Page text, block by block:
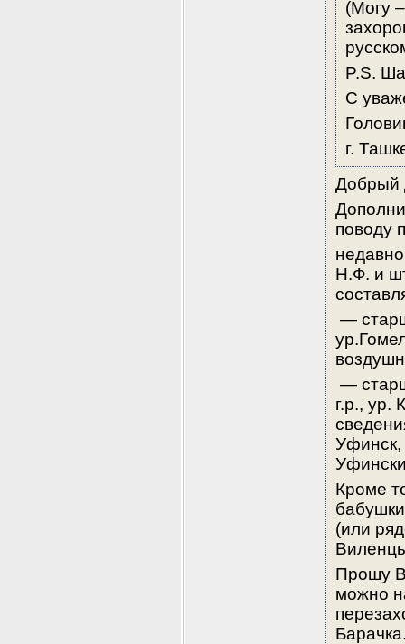
(Могу
P.S.
С
г.
Добрый
поводу
Н.Ф. и
г.р., ур.
Уфинск,
Кроме
(или
Прошу
можно